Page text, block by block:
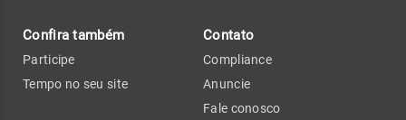
Confira também
Participe
Tempo no seu site
Contato
Compliance
Anuncie
Fale conosco